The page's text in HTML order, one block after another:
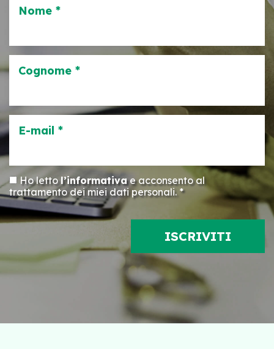
Nome *
Cognome *
E-mail *
Ho lettol’informativae acconsento al
trattamento dei miei dati personali. *